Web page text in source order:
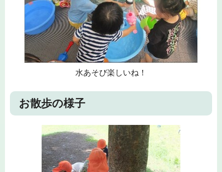
水あそび楽しいね！
お散歩の様子